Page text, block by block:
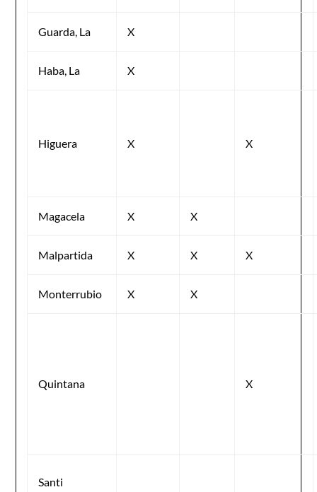
Guarda, La X
Haba, La X
Higuera X X
Magacela X X
Malpartida X X X
Monterrubio X X
Quintana X
Santi